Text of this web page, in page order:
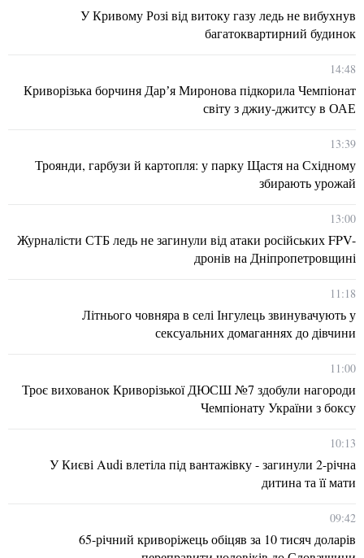
У Кривому Розі від витоку газу ледь не вибухнув
багатоквартирний будинок
14:48
Криворізька борчиня Дарʼя Миронова підкорила Чемпіонат
світу з джиу-джитсу в ОАЕ
13:39
Троянди, гарбузи й картопля: у парку Щастя на Східному
збирають урожай
13:00
Журналісти СТБ ледь не загинули від атаки російських FPV-
дронів на Дніпропетровщині
11:18
Літнього човняра в селі Інгулець звинувачують у
сексуальних домаганнях до дівчини
11:00
Троє вихованок Криворізької ДЮСШ №7 здобули нагороди
Чемпіонату України з боксу
10:13
У Києві Audi влетіла під вантажівку - загинули 2-річна
дитина та її мати
09:42
65-річний криворіжець обіцяв за 10 тисяч доларів